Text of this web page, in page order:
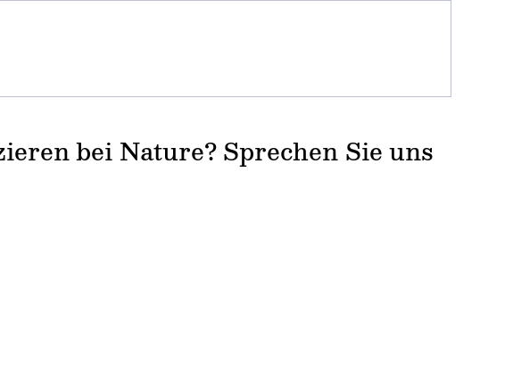
bei Nature? Sprechen Sie uns